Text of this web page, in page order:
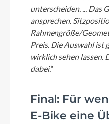
unterscheiden. ... Das
ansprechen.
Rahmengröße/
Preis. Die Auswahl ist
wirklich sehen lassen.
dabei.“
Final: Für
E-Bike eine